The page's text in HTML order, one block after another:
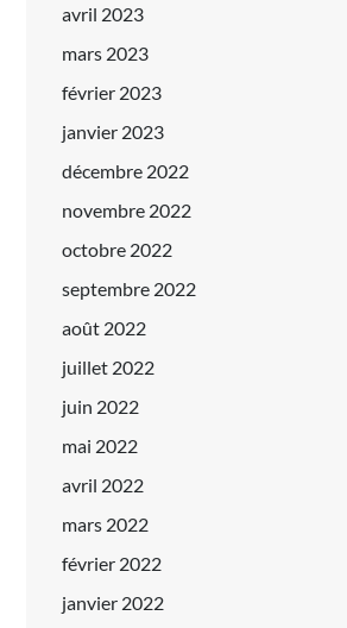
avril 2023
mars 2023
février 2023
janvier 2023
décembre 2022
novembre 2022
octobre 2022
septembre 2022
août 2022
juillet 2022
juin 2022
mai 2022
avril 2022
mars 2022
février 2022
janvier 2022